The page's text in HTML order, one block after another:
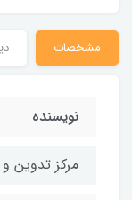
مشخصات
نويسنده
مركز تدوين و